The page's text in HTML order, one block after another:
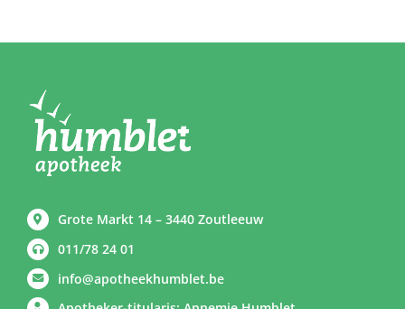
Grote Markt 14 – 3440 Zoutleeuw
011/78 24 01
info@apotheekhumblet.be